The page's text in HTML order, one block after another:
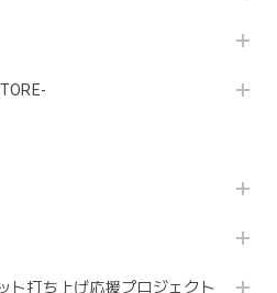
ト打ち上げ応援プロジェクト